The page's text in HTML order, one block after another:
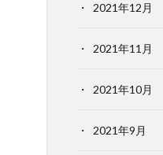
2021年12月
2021年11月
2021年10月
2021年9月